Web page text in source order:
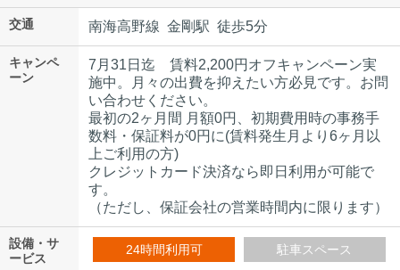
交通 南海高野線 金剛駅 徒歩5分
キャンペ
ーン
7月31日迄 賃料2,200円オフキャンペーン実
施中。月々の出費を抑えたい方必見です。お問
い合わせください。
最初の2ヶ月間 月額0円、初期費用時の事務手
数料・保証料が0円に(賃料発生月より6ヶ月以
上ご利用の方)
クレジットカード決済なら即日利用が可能で
す。
（ただし、保証会社の営業時間内に限ります）
設備・サ
ービス
24時間利用可 駐車スペース